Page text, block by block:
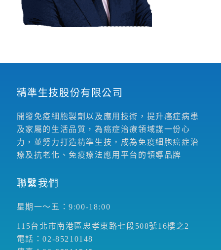
精準生技股份有限公司
開發免疫細胞製劑以及應用技術，提升癌症病患
及家屬的生活品質，為癌症治療領域謀一份心
力，並努力打造精準生技，成為免疫細胞癌症治
療及抗老化、免疫療法應用平台的領導品牌
聯繫我們
星期一～五：9:00-18:00
115台北市南港區忠孝東路七段508號16樓之2
電話：02-85210148